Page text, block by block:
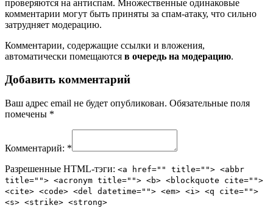
проверяются на антиспам. Множественные одинаковые
комментарии могут быть приняты за спам-атаку, что сильно
затрудняет модерацию.
Комментарии, содержащие ссылки и вложения,
автоматически помещаются в очередь на модерацию.
Добавить комментарий
Ваш адрес email не будет опубликован. Обязательные поля
помечены *
Комментарий: *
Разрешенные HTML-тэги: <a href="" title=""> <abbr
title=""> <acronym title=""> <b> <blockquote cite="">
<cite> <code> <del datetime=""> <em> <i> <q cite="">
<s> <strike> <strong>